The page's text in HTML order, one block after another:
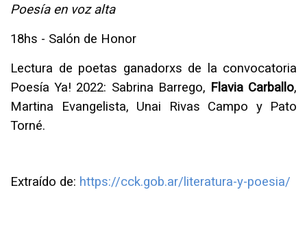
Poesía en voz alta
18hs - Salón de Honor
Lectura de poetas ganadorxs de la convocatoria
Poesía Ya! 2022: Sabrina Barrego, Flavia Carballo,
Martina Evangelista, Unai Rivas Campo y Pato
Torné.
Extraído de: https://cck.gob.ar/literatura-y-poesia/